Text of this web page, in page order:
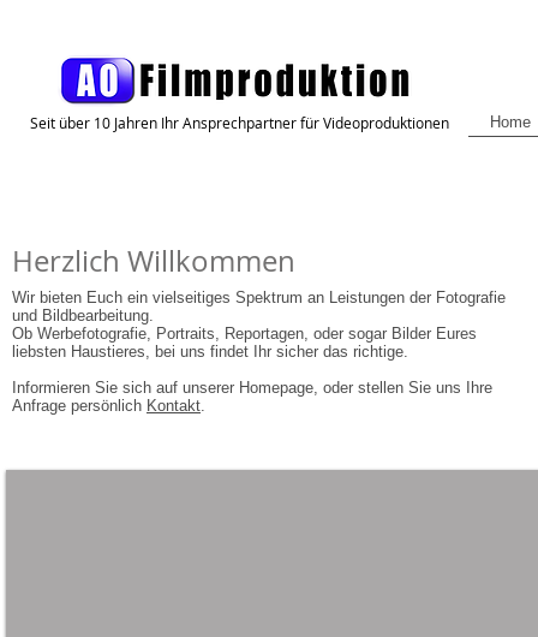
Home
Seit über 10 Jahren Ihr Ansprechpartner für Videoproduktionen
Herzlich Willkommen
Wir bieten Euch ein vielseitiges Spektrum an Leistungen der Fotografie
und Bildbearbeitung.
Ob Werbefotografie, Portraits, Reportagen, oder sogar Bilder Eures
liebsten Haustieres, bei uns findet Ihr sicher das richtige.
Informieren Sie sich auf unserer Homepage, oder stellen Sie uns Ihre
Anfrage persönlich Kontakt.